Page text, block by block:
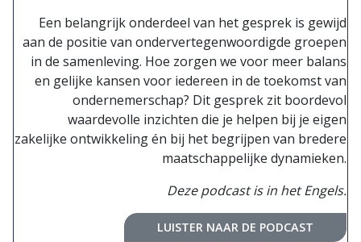
Een belangrijk onderdeel van het gesprek is gewijd
aan de positie van ondervertegenwoordigde groepen
in de samenleving. Hoe zorgen we voor meer balans
en gelijke kansen voor iedereen in de toekomst van
ondernemerschap? Dit gesprek zit boordevol
waardevolle inzichten die je helpen bij je eigen
zakelijke ontwikkeling én bij het begrijpen van bredere
maatschappelijke dynamieken.
Deze podcast is in het Engels.
LUISTER NAAR DE PODCAST